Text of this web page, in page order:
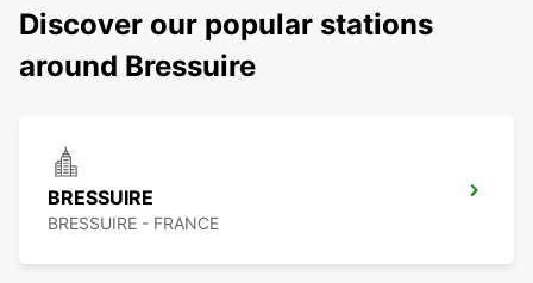
Discover our popular stations
around Bressuire
BRESSUIRE
BRESSUIRE - FRANCE